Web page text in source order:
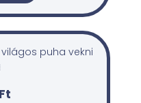
puha vekni